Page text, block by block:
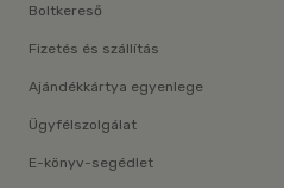
Boltkereső
Fizetés és szállítás
Ajándékkártya egyenlege
Ügyfélszolgálat
E-könyv-segédlet